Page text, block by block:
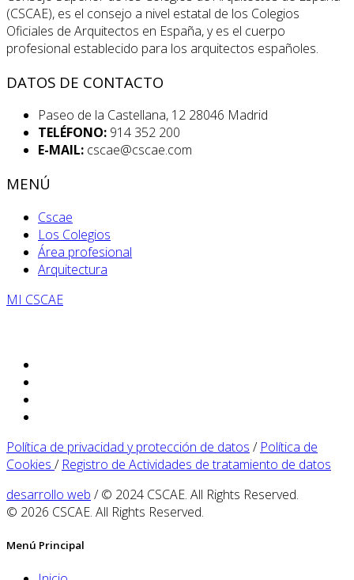
(CSCAE), es el consejo a nivel estatal de los Colegios
Oficiales de Arquitectos en España, y es el cuerpo
profesional establecido para los arquitectos españoles.
DATOS DE CONTACTO
Paseo de la Castellana, 12 28046 Madrid
TELÉFONO: 914 352 200
E-MAIL: cscae@cscae.com
MENÚ
Cscae
Los Colegios
Área profesional
Arquitectura
MI CSCAE
Política de privacidad y protección de datos / Política de
Cookies / Registro de Actividades de tratamiento de datos
desarrollo web / © 2024 CSCAE. All Rights Reserved.
© 2026 CSCAE. All Rights Reserved.
Menú Principal